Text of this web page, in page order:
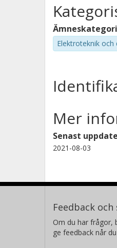
Elektroteknik och
Mer
Senast
2021-08-03
Feedback
Om du har frågor,
ge feedback når